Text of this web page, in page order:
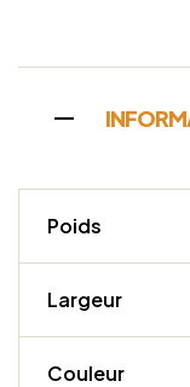
Poids
Largeur
Couleur